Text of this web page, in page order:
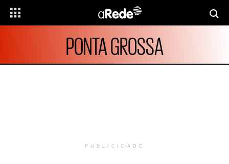
PONTA GROSSA
PUBLICIDADE